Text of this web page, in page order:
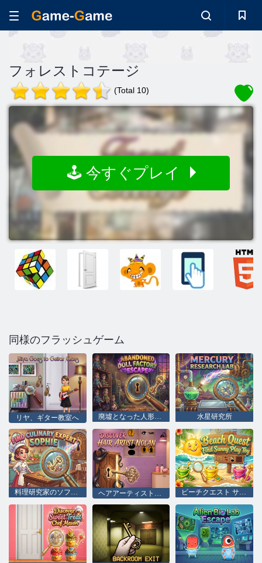
フォレストコテージ
(Total 10)
🕹️ 今すぐプレイ
同様のフラッシュゲーム
リヤ、ギター教室へ 廃墟となった人形工場からの脱出 水星研究所
料理研究家のソフィーを探す ビーチクエスト サニープレイおもちゃを探す